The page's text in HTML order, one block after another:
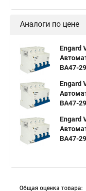
Аналоги по цене
Engard
ВА47-
Engard
ВА47-
Engard
ВА47-
Общая оценка товара: